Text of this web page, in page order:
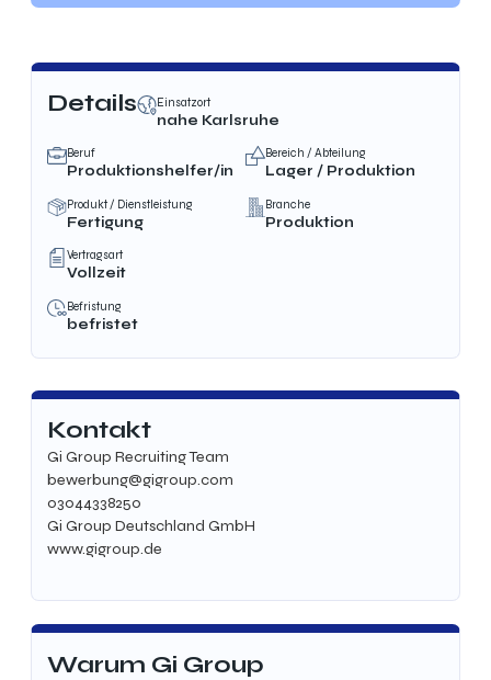
Details Einsatzort
nahe Karlsruhe
Beruf
Produktionshelfer/in
Bereich / Abteilung
Lager / Produktion
Produkt / Dienstleistung
Fertigung
Branche
Produktion
Vertragsart
Vollzeit
Befristung
befristet
Kontakt
Gi Group Recruiting Team
bewerbung@gigroup.com
03044338250
Gi Group Deutschland GmbH
www.gigroup.de
Warum Gi Group